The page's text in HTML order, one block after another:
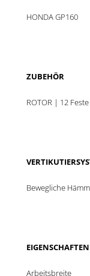
HONDA GP160
ZUBEHÖR
ROTOR | 12
Bewegliche
EIGENSCHAFTEN
Arbeitsbreite